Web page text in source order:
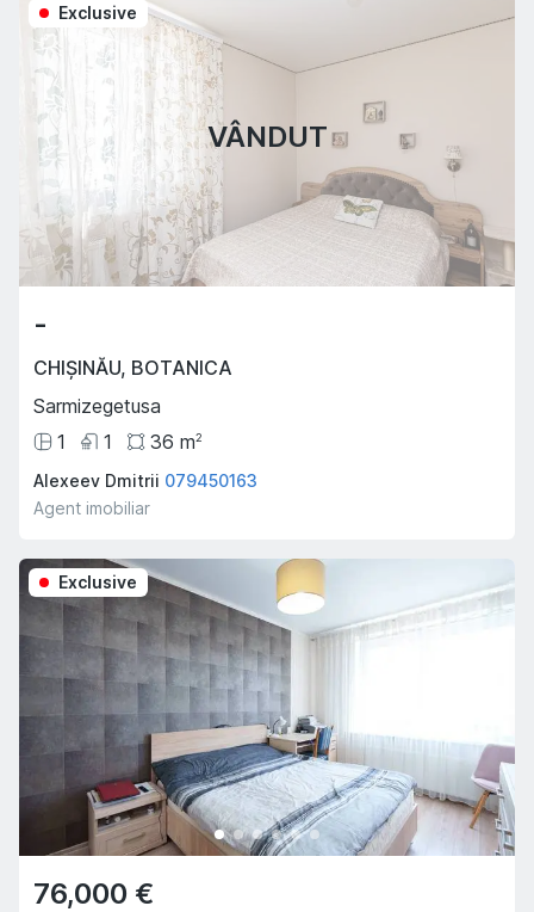
VÂNDUT
Exclusive
-
CHIȘINĂU, BOTANICA
Sarmizegetusa
1
1 36 m2
Alexeev Dmitrii 079450163
Agent imobiliar
Exclusive
76,000 €